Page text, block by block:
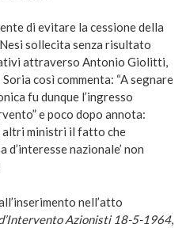
di evitare la cessione della
sollecita senza risultato
attraverso Antonio Giolitti,
così commenta: “A segnare
fu dunque l’ingresso
e poco dopo annota:
ministri il fatto che
d’interesse nazionale’ non
nell’atto
Azionisti 18-5-1964,